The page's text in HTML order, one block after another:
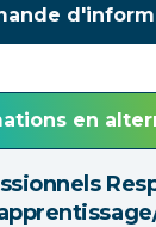
en